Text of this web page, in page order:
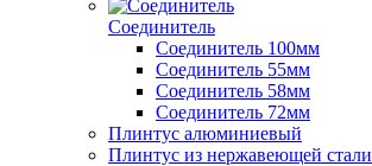
Соединитель
Соединитель 100мм
Соединитель 55мм
Соединитель 58мм
Соединитель 72мм
Плинтус алюминиевый
Плинтус из нержавеющей стали